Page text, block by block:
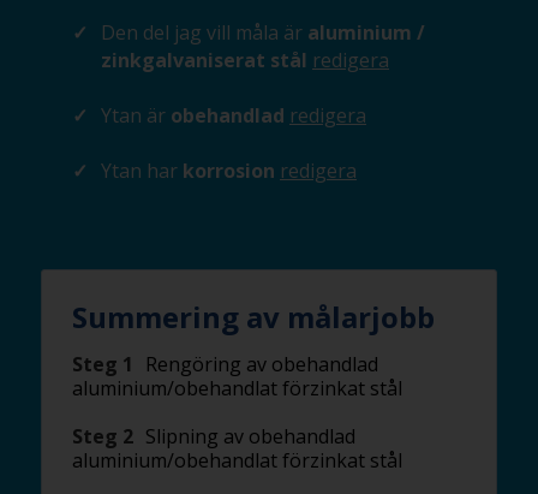
Den del jag vill måla är aluminium /
zinkgalvaniserat stål redigera
Ytan är obehandlad redigera
Ytan har korrosion redigera
Summering av målarjobb
Steg 1
Rengöring av obehandlad
aluminium/obehandlat förzinkat stål
Steg 2 Slipning av obehandlad
aluminium/obehandlat förzinkat stål